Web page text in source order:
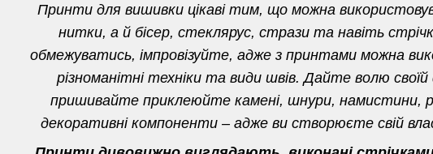
Принти для вишивки цікаві тим, що можна
нитки, а й бісер, стеклярус, стрази та навіть
обмежуватись, імпровізуйте, адже з принтами можна
різноманітні техніки та види швів. Дайте волю своїй
пришивайте приклеюйте камені, шнури, намистини,
декоративні компоненти – адже ви створюєте свій